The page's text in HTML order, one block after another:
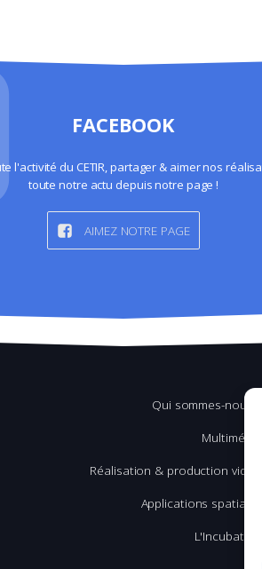
FACEBOOK
l'activité du CETIR, partager & aimer nos
toute notre actu depuis notre page !
AIMEZ NOTRE PAGE
Qui sommes-nous ?
Multimédia
Réalisation & production vidéo
Applications spatiales
L'Incubation